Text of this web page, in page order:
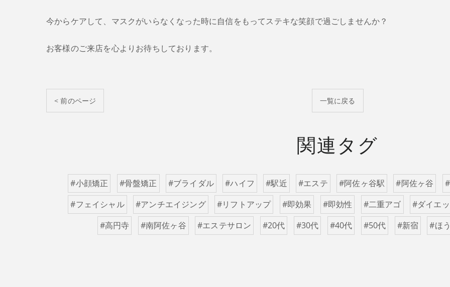
今からケアして、マスクがいらなくなった時に自信をもってステキな笑顔で過ごしませんか？
お客様のご来店を心よりお待ちしております。
< 前のページ 一覧に戻る
関連タグ
#小顔矯正 #骨盤矯正 #ブライダル #ハイフ #駅近 #エステ #阿佐ヶ谷駅 #阿佐ヶ谷
#フェイシャル
#アンチエイジング #リフトアップ #即効果 #即効性 #二重アゴ
#ダイエ
#高円寺
#南阿佐ヶ谷 #エステサロン #20代 #30代 #40代 #50代 #新宿 #ほ